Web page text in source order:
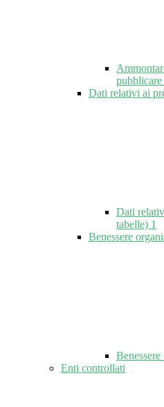
Dati relativi ai
Dati
tabelle) 1
Benessere
Enti controllati